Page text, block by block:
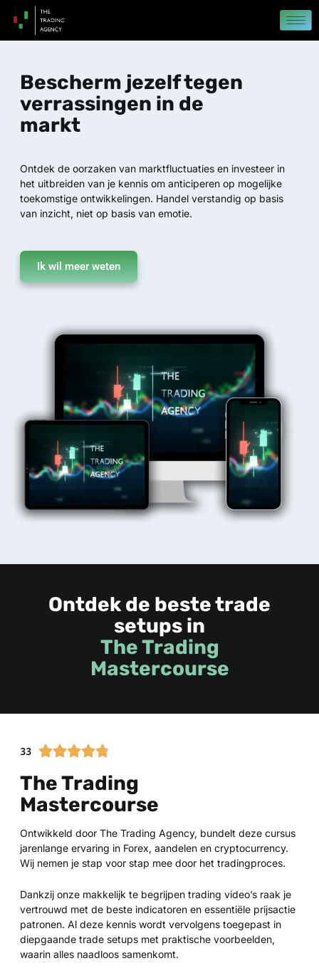
naar
Bescherm jezelf tegen
verrassingen in de
markt
Ontdek de oorzaken van marktfluctuaties en investeer in
het uitbreiden van je kennis om anticiperen op mogelijke
toekomstige ontwikkelingen. Handel verstandig op basis
van inzicht, niet op basis van emotie.
Ik wil meer weten
Ontdek de beste trade
setups in
The Trading
Mastercourse
33 
a
d
r
n
4
.
8
v
a
The Trading
Mastercourse
Ontwikkeld door The Trading Agency, bundelt deze cursus
jarenlange ervaring in Forex, aandelen en cryptocurrency.
Wij nemen je stap voor stap mee door het tradingproces.
Dankzij onze makkelijk te begrijpen trading video’s raak je
vertrouwd met de beste indicatoren en essentiële prijsactie
patronen. Al deze kennis wordt vervolgens toegepast in
diepgaande trade setups met praktische voorbeelden,
waarin alles naadloos samenkomt.